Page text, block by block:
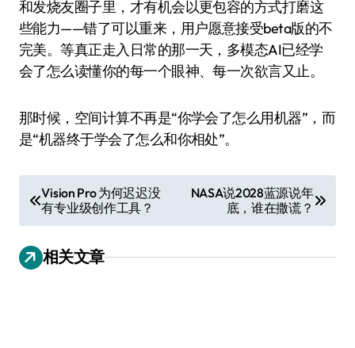
和发烧友圈子里，才有机会以更包容的方式打磨这
些能力——错了可以重来，用户愿意接受beta版的不
完美。等真正走入日常的那一天，多模态AI已经学
会了怎么读懂你的每一个眼神、每一次欲言又止。
那时候，空间计算不再是“你学会了怎么用机器”，而
是“机器终于学会了怎么和你相处”。
章
导
航
Vision Pro 为何迟迟没
有专业级创作工具？
NASA说2028蓝源说年
底，谁在撒谎？
相关文章